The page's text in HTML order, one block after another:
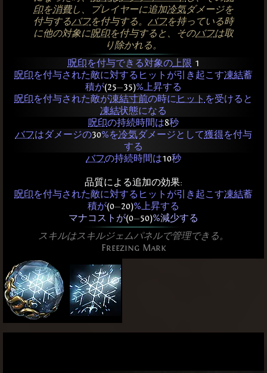
印を消費し、プレイヤーに追加冷気ダメージを
付与するバフを付与する。 バフを持っている時
に他の対象に呪印を付与すると、そのバフは取
り除かれる。
呪印を付与できる対象の上限 1
呪印を付与された敵に対するヒットが引き起こす凍結蓄
積が(25—35)%上昇する
呪印を付与された敵が凍結寸前の時に ヒット を受けると
凍結状態になる
呪印の持続時間は8秒
バフはダメージの30%を冷気ダメージとして獲得を付与
する
バフの持続時間は10秒
品質による追加の効果:
呪印を付与された敵に対するヒットが引き起こす凍結蓄
積が(0—20)%上昇する
マナコストが(0—50)%減少する
スキルはスキルジェムパネルで管理できる。
Freezing Mark